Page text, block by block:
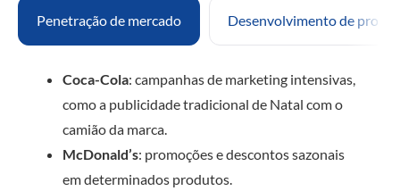
Penetração de mercado Desenvolvimento de
Coca-Cola: campanhas de marketing intensivas,
como a publicidade tradicional de Natal com o
camião da marca.
McDonald’s: promoções e descontos sazonais
em determinados produtos.